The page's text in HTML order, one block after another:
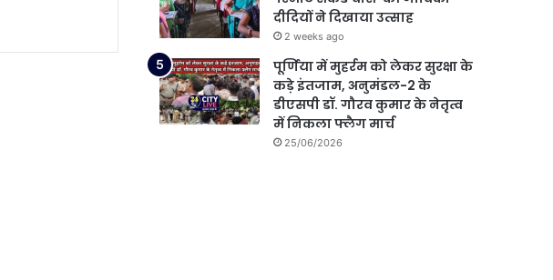
दीदियों ने दिखाया उत्साह
2 weeks ago
पूर्णिया में मुहर्रम को लेकर सुरक्षा के
कड़े इंतजाम, अनुमंडल-2 के
डीएसपी डॉ. गौरव कुमार के नेतृत्व
में निकला फ्लैग मार्च
25/06/2026